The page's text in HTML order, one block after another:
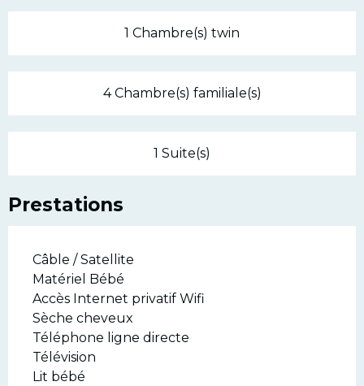
1 Chambre(s) twin
4 Chambre(s) familiale(s)
1 Suite(s)
Prestations
Câble / Satellite
Matériel Bébé
Accès Internet privatif Wifi
Sèche cheveux
Téléphone ligne directe
Télévision
Lit bébé